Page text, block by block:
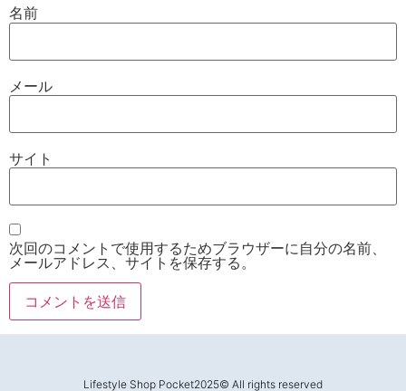
名前
メール
サイト
次回のコメントで使用するためブラウザーに自分の名前、
メールアドレス、サイトを保存する。
Lifestyle Shop Pocket2025© All rights reserved